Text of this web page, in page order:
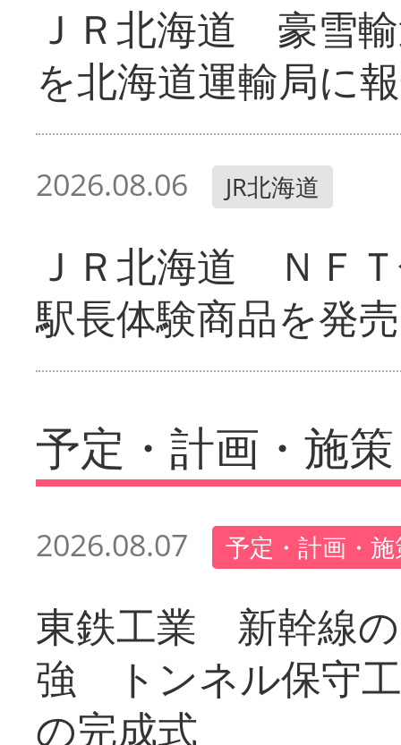
ＪＲ北海道 豪雪
を北海道運輸局に
2026.08.06 JR北海道
ＪＲ北海道 ＮＦ
駅長体験商品を発売
予定・計画・施策
2026.08.07 予定・計画・
東鉄工業 新幹線
強 トンネル保守
の完成式